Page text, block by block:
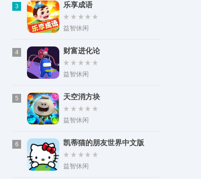
3 乐享成语
益智休闲
4 财富进化论
益智休闲
5 天空消方块
益智休闲
6 凯蒂猫的朋友世界中文版
益智休闲